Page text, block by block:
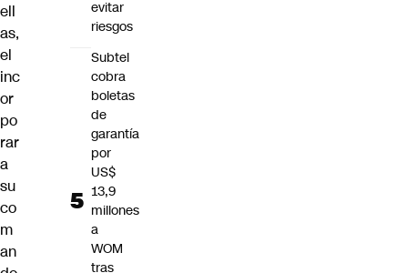
ell
as,
el
inc
or
po
rar
a
su
co
m
an
evitar
riesgos
Subtel
cobra
boletas
de
garantía
por
US$
13,9
millones
a
WOM
tras